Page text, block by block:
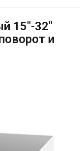
15"-32"
и